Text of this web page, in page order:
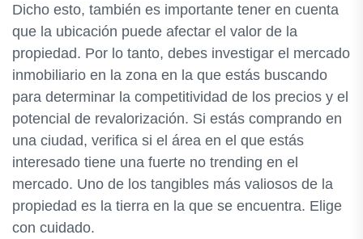
Dicho esto, también es importante tener en cuenta
que la ubicación puede afectar el valor de la
propiedad. Por lo tanto, debes investigar el mercado
inmobiliario en la zona en la que estás buscando
para determinar la competitividad de los precios y el
potencial de revalorización. Si estás comprando en
una ciudad, verifica si el área en el que estás
interesado tiene una fuerte no trending en el
mercado. Uno de los tangibles más valiosos de la
propiedad es la tierra en la que se encuentra. Elige
con cuidado.